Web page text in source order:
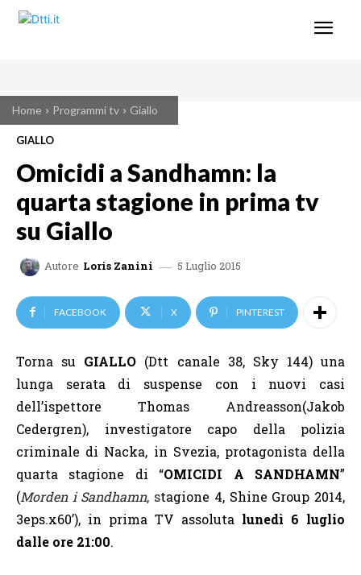
Home Programmi tv Giallo
GIALLO
Omicidi a Sandhamn: la
quarta stagione in prima tv
su Giallo
Autore Loris Zanini 5 Luglio 2015
FACEBOOK X PINTEREST
Torna su GIALLO (Dtt canale 38, Sky 144) una
lunga serata di suspense con i nuovi casi
dell’ispettore Thomas Andreasson(Jakob
Cedergren), investigatore capo della polizia
criminale di Nacka, in Svezia, protagonista della
quarta stagione di “OMICIDI A SANDHAMN”
(Morden i Sandhamn, stagione 4, Shine Group 2014,
3eps.x60’), in prima TV assoluta lunedì 6 luglio
dalle ore 21:00.